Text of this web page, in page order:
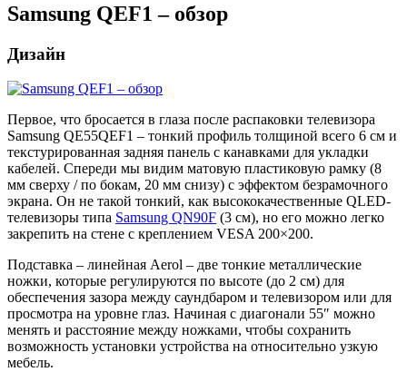
Samsung QEF1 – обзор
Дизайн
Первое, что бросается в глаза после распаковки телевизора
Samsung QE55QEF1 – тонкий профиль толщиной всего 6 см и
текстурированная задняя панель с канавками для укладки
кабелей. Спереди мы видим матовую пластиковую рамку (8
мм сверху / по бокам, 20 мм снизу) с эффектом безрамочного
экрана. Он не такой тонкий, как высококачественные QLED-
телевизоры типа Samsung QN90F (3 см), но его можно легко
закрепить на стене с креплением VESA 200×200.
Подставка – линейная Aerol – две тонкие металлические
ножки, которые регулируются по высоте (до 2 см) для
обеспечения зазора между саундбаром и телевизором или для
просмотра на уровне глаз. Начиная с диагонали 55″ можно
менять и расстояние между ножками, чтобы сохранить
возможность установки устройства на относительно узкую
мебель.